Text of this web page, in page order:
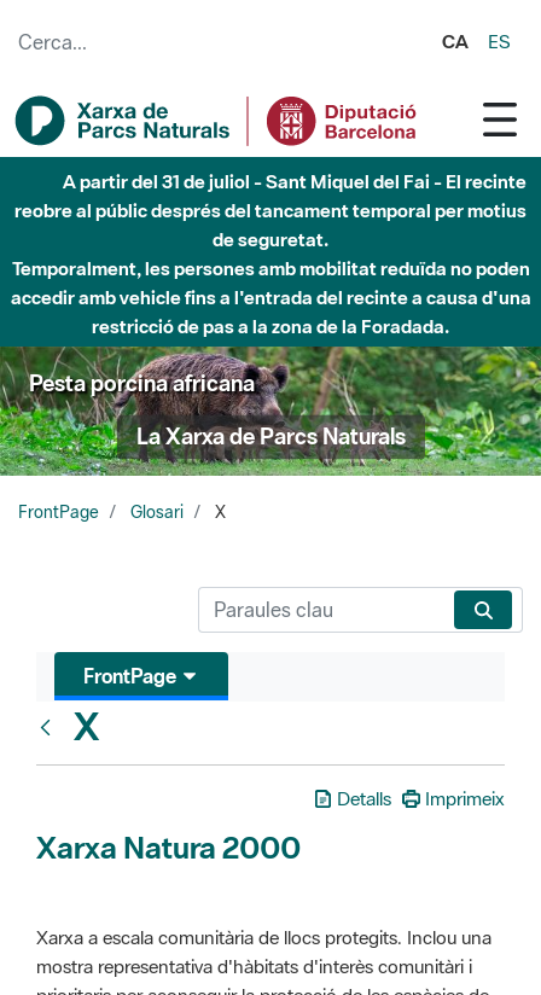
CA ES
A partir del 31 de juliol - Sant Miquel del Fai - El recinte
reobre al públic després del tancament temporal per motius
de seguretat.
Temporalment, les persones amb mobilitat reduïda no poden
accedir amb vehicle fins a l'entrada del recinte a causa d'una
restricció de pas a la zona de la Foradada.
Pesta porcina africana
La Xarxa de Parcs Naturals
FrontPage Glosari X
FrontPage
X
Detalls Imprimeix
Xarxa Natura 2000
Xarxa a escala comunitària de llocs protegits. Inclou una
mostra representativa d'hàbitats d'interès comunitàri i